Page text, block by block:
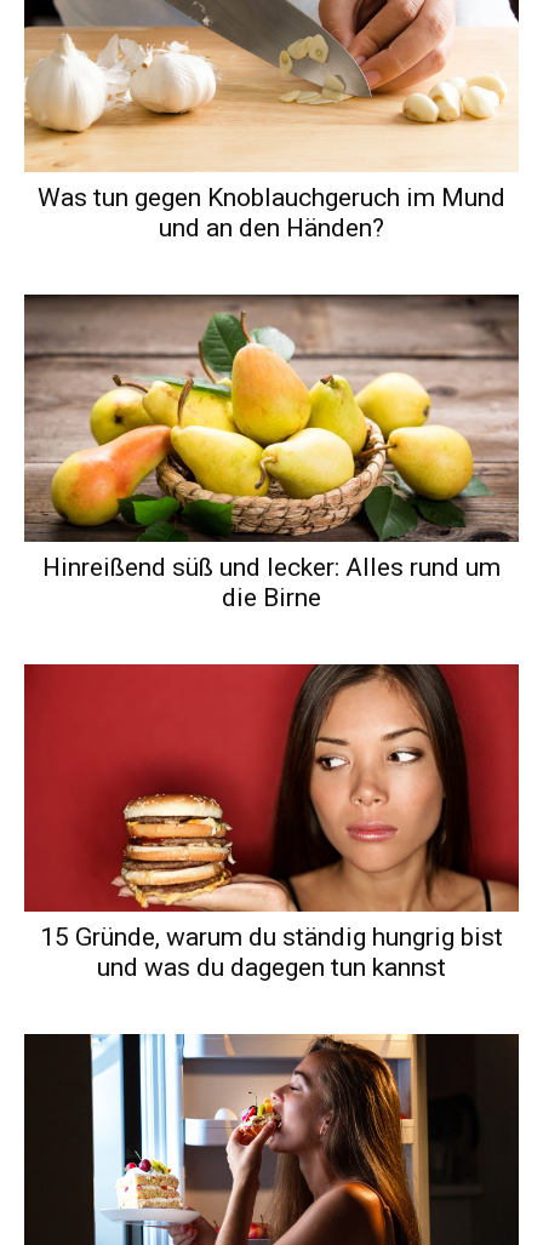
Was tun gegen Knoblauchgeruch im Mund
und an den Händen?
Hinreißend süß und lecker: Alles rund um
die Birne
15 Gründe, warum du ständig hungrig bist
und was du dagegen tun kannst